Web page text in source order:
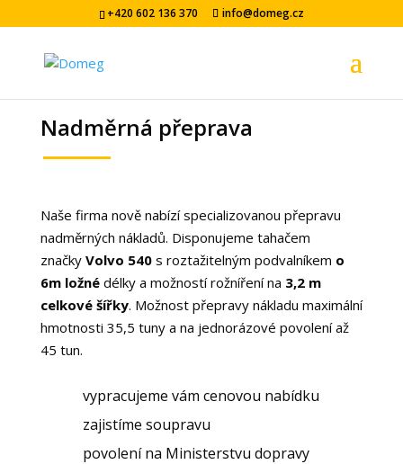
+420 602 136 370 info@domeg.cz
Nadměrná přeprava
Naše firma nově nabízí specializovanou přepravu
nadměrných nákladů. Disponujeme tahačem
značky Volvo 540s roztažitelným podvalníkem o
6m ložnédélky a možností rožníření na 3,2 m
celkové šířky. Možnost přepravy nákladu maximální
hmotnosti 35,5 tuny a na jednorázové povolení až
45 tun.
vypracujeme vám cenovou nabídku
zajistíme soupravu
povolení na Ministerstvu dopravy